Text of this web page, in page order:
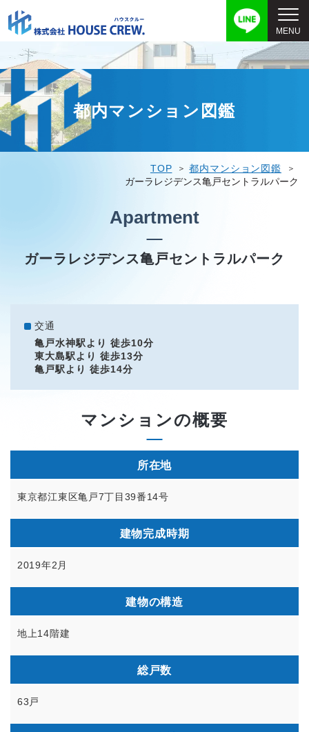
都内マンション図鑑
TOP
都内マンション図鑑
ガーラレジデンス亀戸セントラルパーク
Apartment
ガーラレジデンス亀戸セントラルパーク
交通
亀戸水神駅より 徒歩10分
東大島駅より 徒歩13分
亀戸駅より 徒歩14分
マンションの概要
所在地
東京都江東区亀戸7丁目39番14号
建物完成時期
2019年2月
建物の構造
地上14階建
総戸数
63戸